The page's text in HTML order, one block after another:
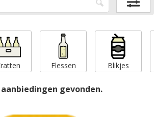
Flessen Blikjes
aanbiedingen gevonden.